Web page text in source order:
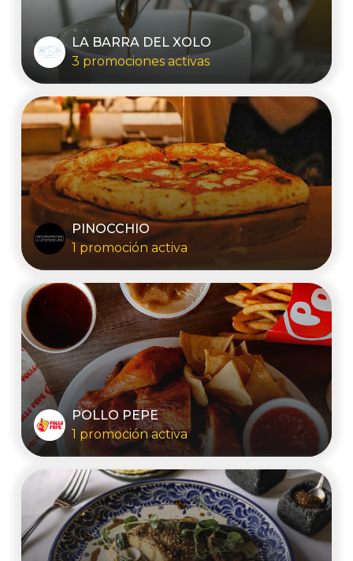
LA BARRA DEL XOLO
3 promociones activas
PINOCCHIO
1 promoción activa
POLLO PEPE
1 promoción activa